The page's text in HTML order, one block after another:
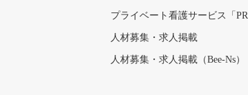
プライベート看護サービス「
人材募集・求人掲載
人材募集・求人掲載（Bee-Ns）